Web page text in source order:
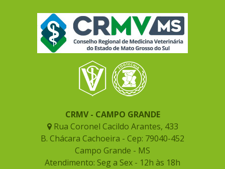
CRMV - CAMPO GRANDE
Rua Coronel Cacildo Arantes, 433
B. Chácara Cachoeira - Cep: 79040-452
Campo Grande - MS
Atendimento: Seg a Sex - 12h às 18h